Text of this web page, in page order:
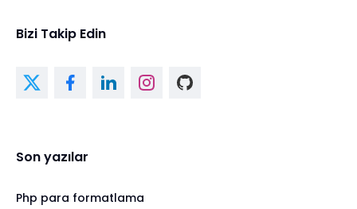
Bizi Takip Edin
Son yazılar
Php para formatlama